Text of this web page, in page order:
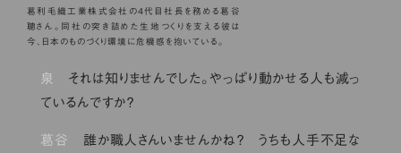
葛利毛織工業株式会社の4代目社長を務める葛谷
聰さん。同社の突き詰めた生地つくりを支える彼は
今、日本のものづくり環境に危機感を抱いている。
泉
それは知りませんでした。やっぱり動かせる人も減っ
ているんですか？
葛谷
誰か職人さんいませんかね？ うちも人手不足な